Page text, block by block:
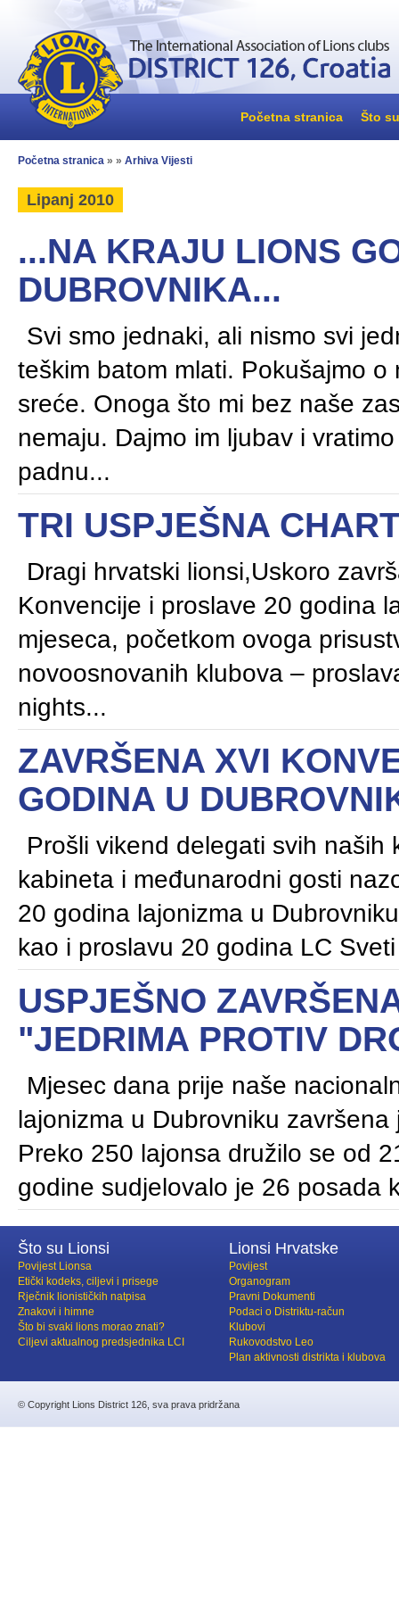
Početna stranica Što
Početna stranica » » Arhiva Vijesti
Lipanj 2010
...NA KRAJU LIONS
DUBROVNIKA...
Svi smo jednaki, ali nismo svi
teškim batom mlati. Pokušajmo
sreće. Onoga što mi bez naše
nemaju. Dajmo im ljubav i
padnu...
TRI USPJEŠNA
Dragi hrvatski lionsi,Uskoro
Konvencije i proslave 20 godina
mjeseca, početkom ovoga
novoosnovanih klubova –
nights...
ZAVRŠENA XVI
GODINA U
Prošli vikend delegati svih naših
kabineta i međunarodni gosti
20 godina lajonizma u
kao i proslavu 20 godina LC
USPJEŠNO
"JEDRIMA PROTIV
Mjesec dana prije naše
lajonizma u Dubrovniku
Preko 250 lajonsa družilo se od
godine sudjelovalo je 26 posada
Što su Lionsi
Povijest Lionsa
Etički kodeks, ciljevi i prisege
Rječnik lionističkih natpisa
Znakovi i himne
Što bi svaki lions morao znati?
Ciljevi aktualnog predsjednika LCI
Lionsi Hrvatske
Povijest
Organogram
Pravni Dokumenti
Podaci o Distriktu-račun
Klubovi
Rukovodstvo Leo
Plan aktivnosti distrikta i klubova
© Copyright Lions District 126, sva prava pridržana